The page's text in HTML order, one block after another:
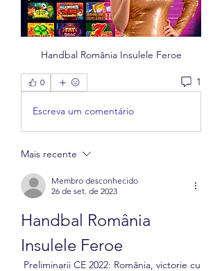
Handbal România Insulele Feroe
0 1
Escreva um comentário
Mais recente
Membro desconhecido
26 de set. de 2023
Handbal România
Insulele Feroe